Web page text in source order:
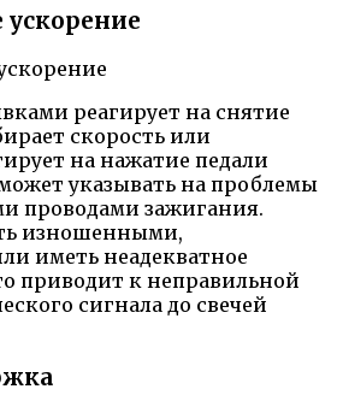
реагирует на снятие
скорость или
на нажатие педали
может указывать на проблемы
проводами зажигания.
изношенными,
иметь неадекватное
приводит к неправильной
сигнала до свечей